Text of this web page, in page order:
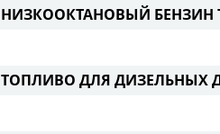
НИЗКООКТАНОВЫЙ БЕНЗИН
ТОПЛИВО ДЛЯ ДИЗЕЛЬНЫХ